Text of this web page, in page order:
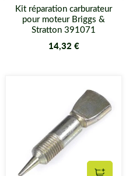
Kit réparation carburateur
pour moteur Briggs &
Stratton 391071
14,32 €